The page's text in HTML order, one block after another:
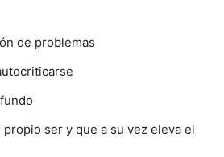
de problemas
ser y que a su vez eleva el